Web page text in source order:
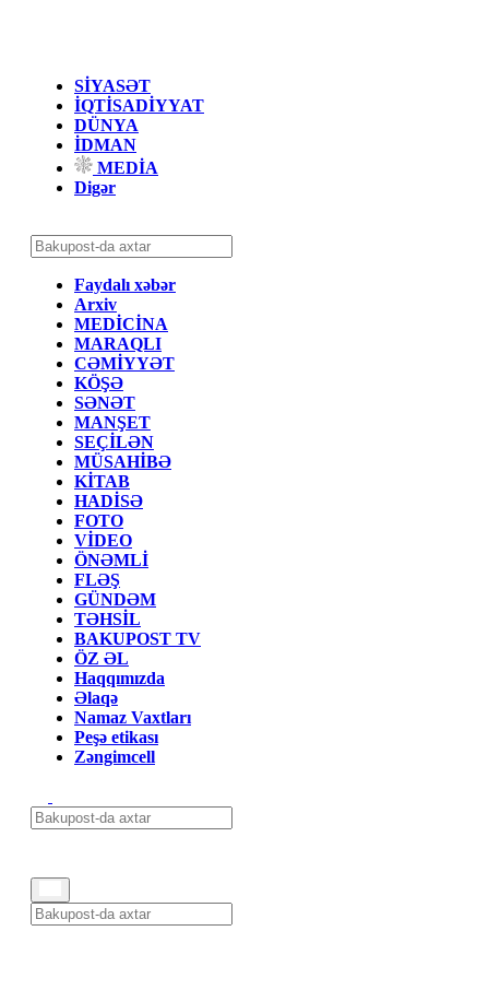
SİYASƏT
İQTİSADİYYAT
DÜNYA
İDMAN
MEDİA
Digər
Faydalı xəbər
Arxiv
MEDİCİNA
MARAQLI
CƏMİYYƏT
KÖŞƏ
SƏNƏT
MANŞET
SEÇİLƏN
MÜSAHİBƏ
KİTAB
HADİSƏ
FOTO
VİDEO
ÖNƏMLİ
FLƏŞ
GÜNDƏM
TƏHSİL
BAKUPOST TV
ÖZ ƏL
Haqqımızda
Əlaqə
Namaz Vaxtları
Peşə etikası
Zəngimcell